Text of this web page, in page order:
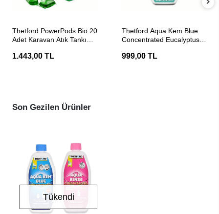
Thetford PowerPods Bio 20
Adet Karavan Atık Tankı
1.443,00 TL
Thetford Aqua Kem Blue
Concentrated Eucalyptus
Kimyasalı
999,00 TL
Son Gezilen Ürünler
Tükendi